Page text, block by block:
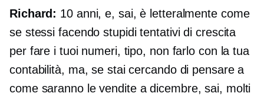
Richard: 10 anni, e, sai, è letteralmente come
se stessi facendo stupidi tentativi di crescita
per fare i tuoi numeri, tipo, non farlo con la tua
contabilità, ma, se stai cercando di pensare a
come saranno le vendite a dicembre, sai, molti